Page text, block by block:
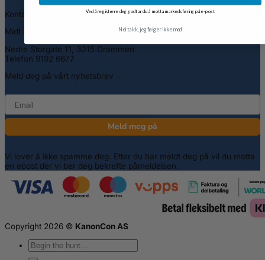
Kontakt
Midt i gågata i Drammen
Nedre Storgate 11, 3015 Drammen
Telefon 9192 6677
Meld deg på vårt nyhetsbrev
email
Meld meg på
Vi lover å ikke spamme deg. Etter du har meldt deg på vil du motta
en epost der vi ber deg bekrefte påmeldelsen.
Copyright 2026 © KanonCon AS
Søk
etter:
Ved å registrere deg godtar du å motta markedsføring på e-post
Nei takk, jeg følger ikke med